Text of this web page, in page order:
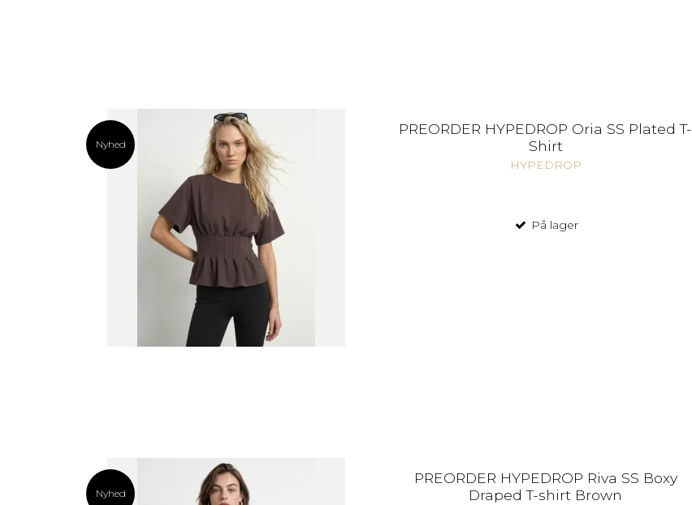
Nyhed
PREORDER HYPEDROP Oria SS Plated T-
Shirt
HYPEDROP
På lager
Nyhed
PREORDER HYPEDROP Riva SS Boxy
Draped T-shirt Brown